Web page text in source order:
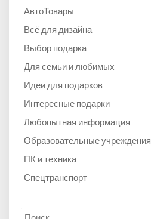
АвтоТовары
Всё для дизайна
Выбор подарка
Для семьи и любимых
Идеи для подарков
Интересные подарки
Любопытная информация
Образовательные учреждения
ПК и техника
Спецтранспорт
Искать: